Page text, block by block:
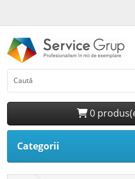
0
Categorii